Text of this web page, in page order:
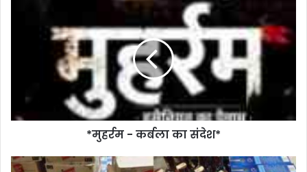
*मुहर्रम - कर्बला का संदेश*